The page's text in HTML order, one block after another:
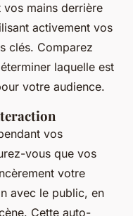
vos mains derrière
activement vos
clés. Comparez
laquelle est
votre audience.
vos
vous que vos
votre
avec le public, en
Cette auto-